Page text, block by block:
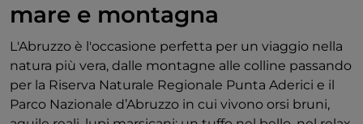
mare e montagna
L'Abruzzo è l'occasione perfetta per un viaggio nella
natura più vera, dalle montagne alle colline passando
per la Riserva Naturale Regionale Punta Aderici e il
Parco Nazionale d’Abruzzo in cui vivono orsi bruni,